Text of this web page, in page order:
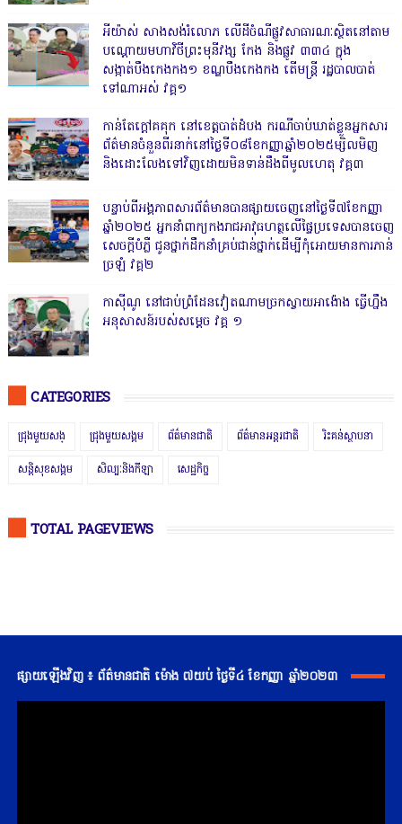
អីយ៉ាស់ សាងសង់រំលោភ លើដីចំណីផ្លូវសាធារណៈស្ថិតនៅតាម
បណ្ដោយមហាវិថីព្រះមុនីវង្ស កែង និងផ្លូវ ៣៣៤ ក្នុង
សង្កាត់បឹងកេងកង១ ខណ្ឌបឹងកេងកង តើមន្ត្រី រដ្ឋបាលបាត់
ទៅណាអស់ វគ្គ១
កាន់តែក្តៅគគុក នៅខេត្តបាត់ដំបង ករណីចាប់ឃាត់ខ្លួនអ្នកសារ
ព័ត៌មានចំនួនពីរនាក់នៅថ្ងៃទី០៨ខែកញ្ញាឆ្នាំ២០២៥ម្សិលមិញ
និងដោះលែងទៅវិញដោយមិនទាន់ដឹងពីមូលហេតុ វគ្គ៣
បន្ទាប់ពីអង្គភាពសារព័ត៌មានបានផ្សាយចេញនៅថ្ងៃទី៧ខែកញ្ញា
ឆ្នាំ២០២៥ អ្នកនាំពាក្យកងរាជអាវុធហត្ថលើផ្ទៃប្រទេសបានចេញ
សេចក្តីបំភ្លឺ ជូនថ្នាក់ដឹកនាំគ្រប់ជាន់ថ្នាក់ដើម្បីកុំអោយមានការភាន់
ច្រឡំ វគ្គ២
កាសុីណូ នៅជាប់ព្រំដែនវៀតណាមច្រកស្វាយអាង៉ោង ធ្វើហ្នឹង
អនុសាសន៍របស់សម្ដេច វគ្គ ១
CATEGORIES
ជ្រុងមួយសង្ ជ្រុងមួយសង្គម ព័ត៌មានជាតិ ព័ត៌មានអន្តរជាតិ រិះគន់ស្ថាបនា
សន្តិសុខសង្គម សិល្បៈនិងកីឡា សេដ្ឋកិច្ច
TOTAL PAGEVIEWS
ផ្សាយឡើងវិញ ៖ ព័ត៌មានជាតិ ម៉ោង ៧យប់ ថ្ងៃទី៤ ខែកញ្ញា ឆ្នាំ២០២៣